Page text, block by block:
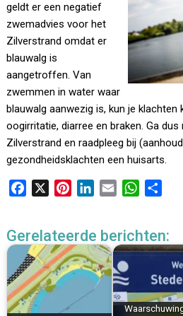
geldt er een negatief
zwemadvies voor het
Zilverstrand omdat er
blauwalg is
aangetroffen. Van
zwemmen in water waar
blauwalg aanwezig is, kun je klachten
oogirritatie, diarree en braken. Ga
Zilverstrand en raadpleeg bij
gezondheidsklachten een huisarts.
e
b
o
o
k
t
e
r
s
k
e
d
I
i
l
W
t
s
p
p
e
n
Gerelateerde berichten: